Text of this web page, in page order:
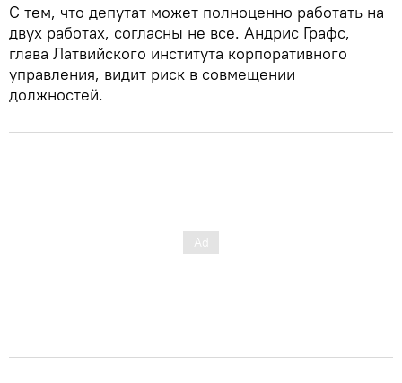
С тем, что депутат может полноценно работать на
двух работах, согласны не все. Андрис Графс,
глава Латвийского института корпоративного
управления, видит риск в совмещении
должностей.